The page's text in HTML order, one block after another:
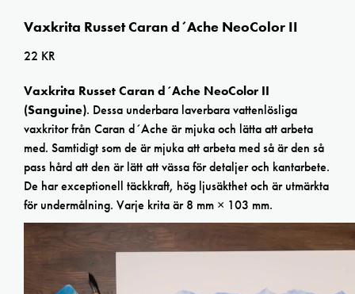
Vaxkrita Russet Caran d´Ache NeoColor II
22 KR
Vaxkrita Russet Caran d´Ache NeoColor II
(Sanguine). Dessa underbara laverbara vattenlösliga
vaxkritor från Caran d´Ache är mjuka och lätta att arbeta
med. Samtidigt som de är mjuka att arbeta med så är den så
pass hård att den är lätt att vässa för detaljer och kantarbete.
De har exceptionell täckkraft, hög ljusäkthet och är utmärkta
för undermålning. Varje krita är 8 mm × 103 mm.